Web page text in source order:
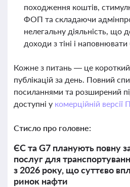
походження коштів,
ФОП та складаючи
нелегальну діяльність, що
доходи з тіні і
Кожне з питань — це короткий
публікацій за день. Повний
посиланнями та розширений
доступні у комерційній
Стисло про головне:
ЄС та G7 планують повну
послуг для
з 2026 року, що суттєво
ринок нафти